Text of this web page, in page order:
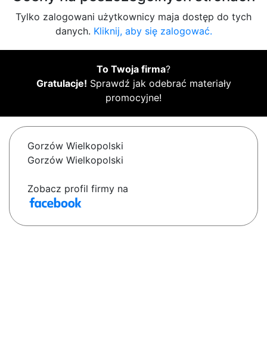
Tylko zalogowani użytkownicy maja dostęp do tych
danych. Kliknij, aby się zalogować.
To Twoja firma?
Gratulacje! Sprawdź jak odebrać materiały
promocyjne!
Gorzów Wielkopolski
Gorzów Wielkopolski
Zobacz profil firmy na